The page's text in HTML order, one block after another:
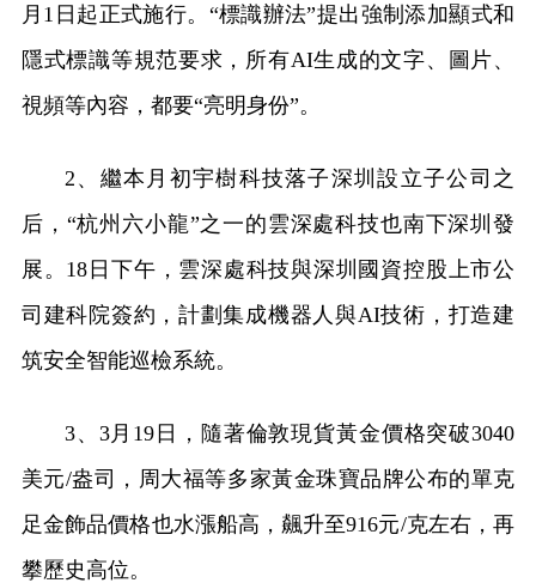
月1日起正式施行。“標識辦法”提出強制添加顯式和
隱式標識等規范要求，所有AI生成的文字、圖片、
視頻等內容，都要“亮明身份”。
2、繼本月初宇樹科技落子深圳設立子公司之
后，“杭州六小龍”之一的雲深處科技也南下深圳發
展。18日下午，雲深處科技與深圳國資控股上市公
司建科院簽約，計劃集成機器人與AI技術，打造建
筑安全智能巡檢系統。
3、3月19日，隨著倫敦現貨黃金價格突破3040
美元/盎司，周大福等多家黃金珠寶品牌公布的單克
足金飾品價格也水漲船高，飆升至916元/克左右，再
攀歷史高位。